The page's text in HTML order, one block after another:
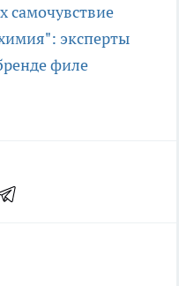
самочувствие
эксперты
филе